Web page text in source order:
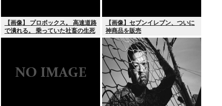
【画像】 プロボックス。 高速道路
で潰れる。 乗っていた社畜の生死
不明
【画像】セブンイレブン、ついに
神商品を販売